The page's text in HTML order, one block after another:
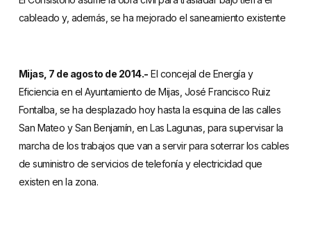
cableado y, además, se ha mejorado el saneamiento existente
Mijas, 7 de agosto de 2014.- El concejal de Energía y
Eficiencia en el Ayuntamiento de Mijas, José Francisco Ruiz
Fontalba, se ha desplazado hoy hasta la esquina de las calles
San Mateo y San Benjamín, en Las Lagunas, para supervisar la
marcha de los trabajos que van a servir para soterrar los cables
de suministro de servicios de telefonía y electricidad que
existen en la zona.